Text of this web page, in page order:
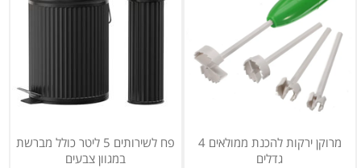
מרוקן ירקות להכנת ממולאים 4
גדלים
פח לשירותים 5 ליטר כולל מברשת
במגוון צבעים